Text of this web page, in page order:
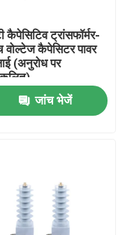
कैपेसिटिव ट्रांसफॉर्मर-
वोल्टेज कैपेसिटर पावर
(अनुरोध पर
जांच भेजें